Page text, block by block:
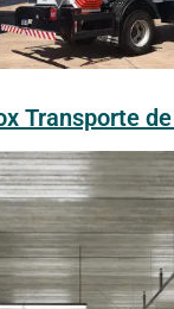
Transporte